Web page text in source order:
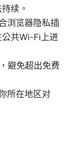
续。
浏览器隐私插
共Wi-Fi上进
避免超出免费
所在地区对